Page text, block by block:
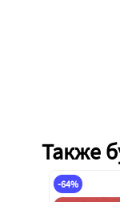
Также
-64%